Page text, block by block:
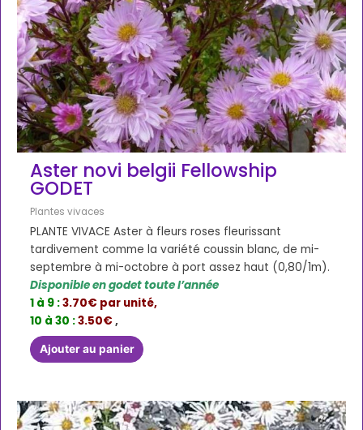
Aster novi belgii Fellowship
GODET
Plantes vivaces
PLANTE VIVACE Aster à fleurs roses fleurissant
tardivement comme la variété coussin blanc, de mi-
septembre à mi-octobre à port assez haut (0,80/1m).
Disponible en godet toute l’année
1 à 9 :3.70€ par unité,
10 à 30 :3.50€,
Ajouter au panier